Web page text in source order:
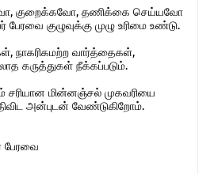
குறைக்கவோ, தணிக்கை செய்யவோ
குழுவுக்கு முழு உரிமை உண்டு.
நாகரிகமற்ற வார்த்தைகள்,
கருத்துகள் நீக்கப்படும்.
சரியான மின்னஞ்சல் முகவரியை
அன்புடன் வேண்டுகிறோம்.
பேரவை